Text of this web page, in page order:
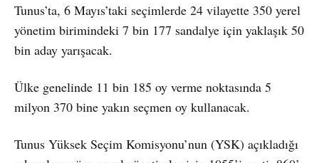
Tunus’ta, 6 Mayıs’taki seçimlerde 24 vilayette 350 yerel
yönetim birimindeki 7 bin 177 sandalye için yaklaşık 50
bin aday yarışacak.
Ülke genelinde 11 bin 185 oy verme noktasında 5
milyon 370 bine yakın seçmen oy kullanacak.
Tunus Yüksek Seçim Komisyonu’nun (YSK) açıkladığı